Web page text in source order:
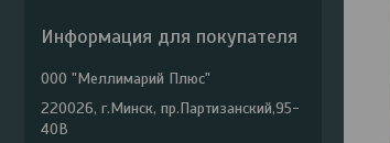
Информация для покупателя
ООО "Меллимарий Плюс"
220026, г.Минск, пр.Партизанский,95-
40В